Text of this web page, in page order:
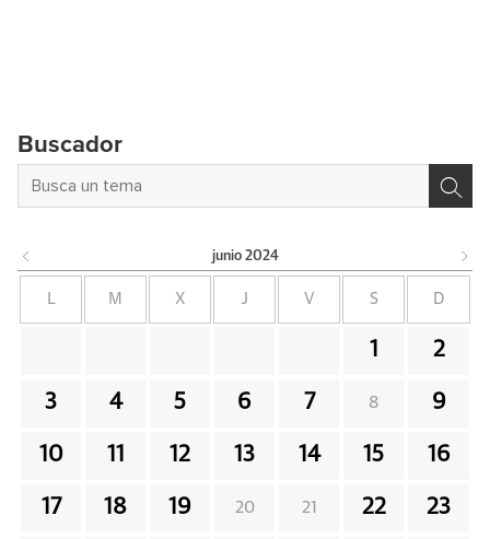
Buscador
junio 2024
L M X J V S D
1 2
3 4 5 6 7 8 9
10 11 12 13 14 15 16
17 18 19 20 21 22 23